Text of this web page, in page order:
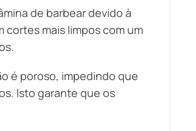
de barbear devido à
mais limpos com um
é poroso, impedindo que
Isto garante que os